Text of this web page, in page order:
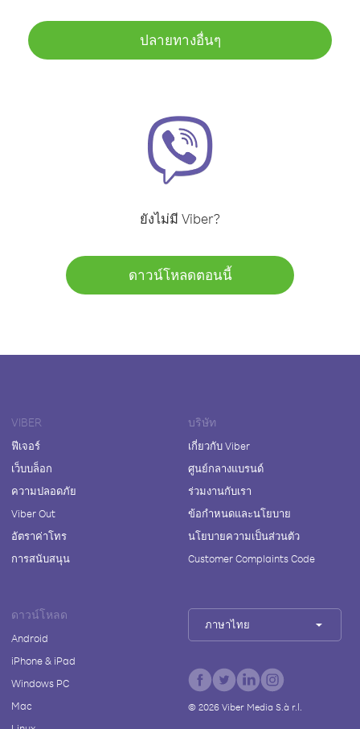
ปลายทางอื่นๆ
ยังไม่มี Viber?
ดาวน์โหลดตอนนี้
VIBER
ฟีเจอร์
เว็บบล็อก
ความปลอดภัย
Viber Out
อัตราค่าโทร
การสนับสนุน
บริษัท
เกี่ยวกับ Viber
ศูนย์กลางแบรนด์
ร่วมงานกับเรา
ข้อกำหนดและนโยบาย
นโยบายความเป็นส่วนตัว
Customer Complaints Code
ดาวน์โหลด
Android
iPhone & iPad
Windows PC
Mac
ภาษาไทย
© 2026Viber Media S.à r.l.